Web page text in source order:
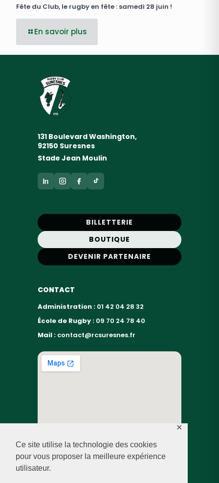
Ce site utilise la technologie des cookies
pour vous proposer la meilleure expérience
utilisateur.
✕
Fête du Club, le rugby en fête : samedi 28 juin !
En savoir plus
131 Boulevard Washington,
92150 Suresnes
Stade Jean Moulin
BILLETTERIE
BOUTIQUE
DEVENIR PARTENAIRE
CONTACT
Administration : 01 42 04 28 32
École de Rugby : 09 70 24 78 40
Mail : contact@rcsuresnes.fr
© RUGBY CLUB SURESNES – 2026 — TOUS DROITS